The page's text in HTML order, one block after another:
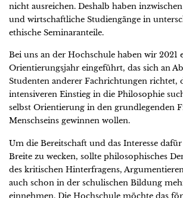
nicht ausreichen. Deshalb haben
und wirtschaftliche Studiengänge in
ethische Seminaranteile.
Bei uns an der Hochschule haben wir 2021
Orientierungsjahr eingeführt, das sich an
Studenten anderer Fachrichtungen richtet,
intensiveren Einstieg in die Philosophie
selbst Orientierung in den grundlegenden
Menschseins gewinnen wollen.
Um die Bereitschaft und das Interesse
Breite zu wecken, sollte philosophisches
des kritischen Hinterfragens,
auch schon in der schulischen Bildung
einnehmen. Die Hochschule möchte das